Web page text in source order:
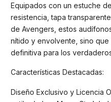
Equipados con un estuche
resistencia, tapa
de Avengers, estos
nítido y envolvente, sino
definitiva para los
Características Destacadas:
Diseño Exclusivo y Licencia